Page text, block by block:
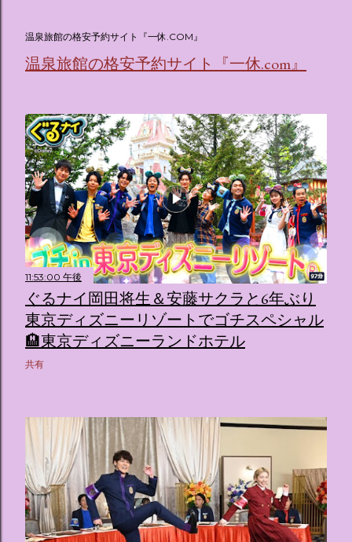
はなく、2026年7月15日から東京・新宿でスタートする サン
リオキャラクターズの体験型・没入型展示イベント の名称で
陸となります。 まるで本当にラグジュアリーホテルにチェッ
クインしてルームツアーを楽しむような、特別な空間が演出
されています。その魅力をいくつかのかたまりに分けてご紹
介します。 🔑 1. コンセプトは「サンリオキャラが考える夢
のホテル」 デジタルメディア技術で世界的に知られるクリエ
イティブプロダクション「d'strict」が手掛けており、五感を
刺激する美しいデジタルアートとストーリー性の高い全11の
テーマブースで構成されています。 チェックインからスター
ト ：ピンクを基調とした華やかなエントランスロビーでルー
ムキーを受け取り、まるでホテルに滞在するかのような没入
感を味わいながら進んでいきます。ロビーではお花をまとっ
たポムポムプリンが出迎えてくれます。 幻想的な共有スペー
ス ：きらめく光に満ちたガーデンや、美しいボールルーム
（舞踏会）、さらには本物の砂を使ったピンク色の美しいビ
ーチ（ポチャッコの隣に座れるエリア）など、写真映え間違
人気キャラクターたちがそれぞれの“好き”や理想を詰め込ん
でデザインした客室のエリアです。 ハローキティ...
温泉旅館の格安予約サイト『一休.COM』
温泉旅館の格安予約サイト『一休.com』
11:53:00 午後
ぐるナイ岡田将生＆安藤サクラと6年ぶり
東京ディズニーリゾートでゴチスペシャル
🏨東京ディズニーランドホテル
共有